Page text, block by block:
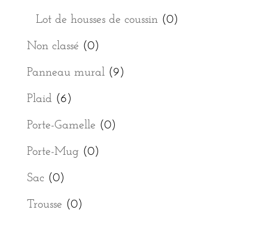
Lot de housses de coussin (0)
Non classé (0)
Panneau mural (9)
Plaid (6)
Porte-Gamelle (0)
Porte-Mug (0)
Sac (0)
Trousse (0)